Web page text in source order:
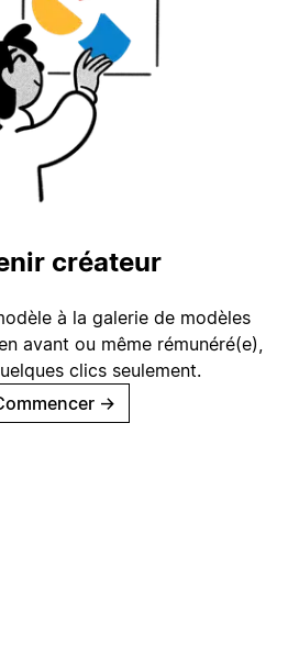
créateur
à la galerie de modèles
avant ou même rémunéré(e),
clics seulement.
→